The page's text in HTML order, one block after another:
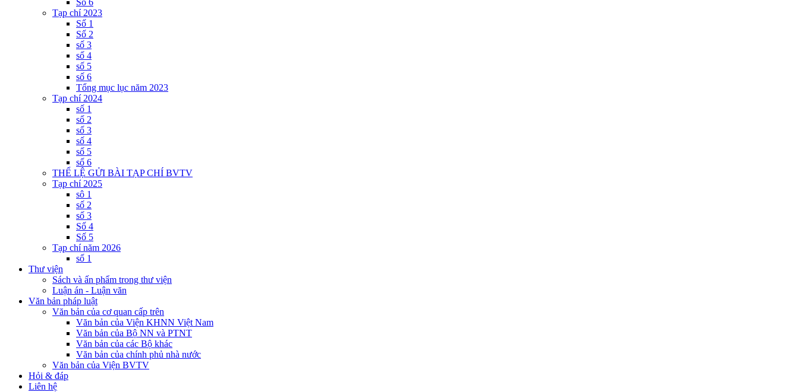
Số 6
Tạp chí 2023
Số 1
Số 2
số 3
số 4
số 5
số 6
Tổng mục lục năm 2023
Tạp chí 2024
số 1
số 2
số 3
số 4
số 5
số 6
THỂ LỆ GỬI BÀI TẠP CHÍ BVTV
Tạp chí 2025
sô 1
số 2
số 3
Số 4
Số 5
Tạp chí năm 2026
số 1
Thư viện
Sách và ấn phẩm trong thư viện
Luận án - Luận văn
Văn bản pháp luật
Văn bản của cơ quan cấp trên
Văn bản của Viện KHNN Việt Nam
Văn bản của Bộ NN và PTNT
Văn bản của các Bộ khác
Văn bản của chính phủ nhà nước
Văn bản của Viện BVTV
Hỏi & đáp
Liên hệ